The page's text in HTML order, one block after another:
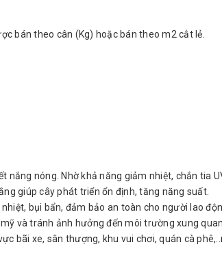
bán theo cân (Kg) hoặc bán theo m2 cắt lẻ.
nắng nóng. Nhờ khả năng giảm nhiệt, chắn tia
giúp cây phát triển ổn định, tăng năng suất.
bụi bẩn, đảm bảo an toàn cho người lao
và tránh ảnh hưởng đến môi trường xung
bãi xe, sân thượng, khu vui chơi, quán cà